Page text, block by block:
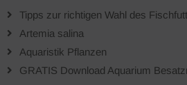
Tipps zur richtigen Wahl des
Artemia salina
Aquaristik Pflanzen
GRATIS Download Aquarium